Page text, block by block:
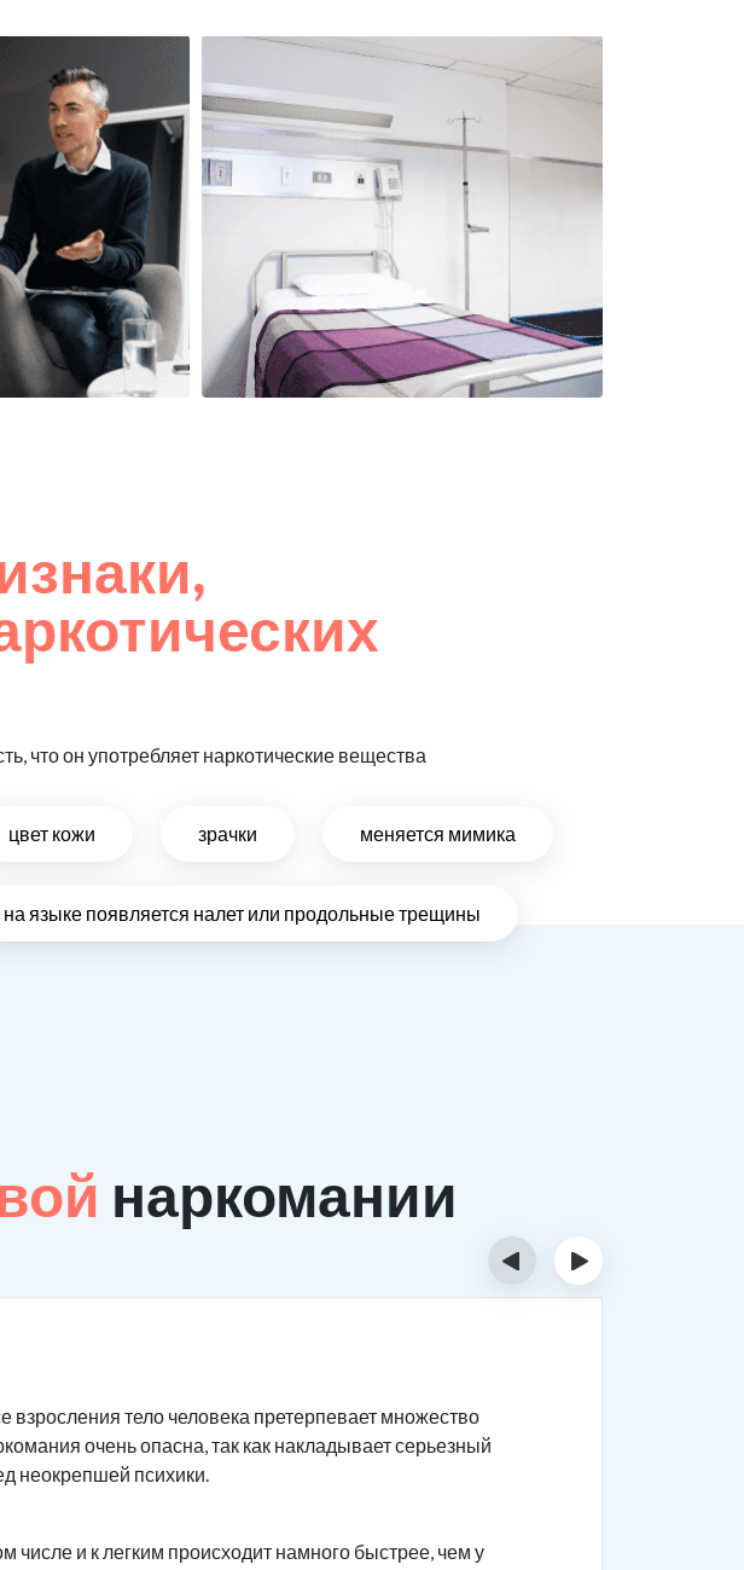
что он употребляет наркотические вещества
цвет кожи зрачки меняется мимика
на языке появляется налет или продольные трещины
наркомании
взросления тело человека претерпевает множество
очень опасна, так как накладывает серьезный
неокрепшей психики.
и к легким происходит намного быстрее, чем у
‹ ›